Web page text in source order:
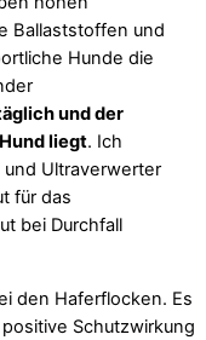
Ballaststoffen und
Hunde die
und der
liegt. Ich
Ultraverwerter
für das
bei Durchfall
den Haferflocken. Es
Schutzwirkung